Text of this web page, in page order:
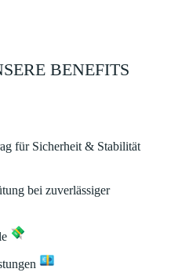
BENEFITS
für Sicherheit & Stabilität
bei zuverlässiger